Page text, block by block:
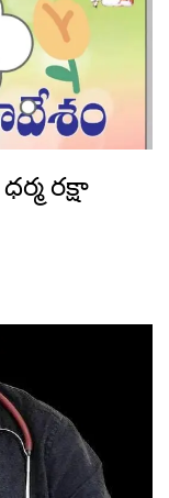
రక్షా